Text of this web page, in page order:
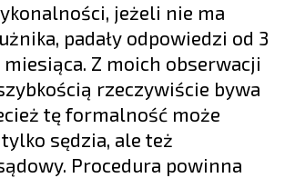
jeżeli nie ma
padały odpowiedzi od 3
Z moich obserwacji
rzeczywiście bywa
tę formalność może
sędzia, ale też
Procedura powinna